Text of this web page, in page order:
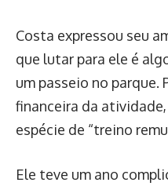
Costa expressou seu
que lutar para ele é
um passeio no parque.
financeira da
espécie de “treino
Ele teve um ano